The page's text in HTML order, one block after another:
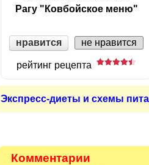
Рагу "Ковбойское меню"
нравится не нравится
рейтинг рецепта
Экспресс-диеты и схемы
Комментарии